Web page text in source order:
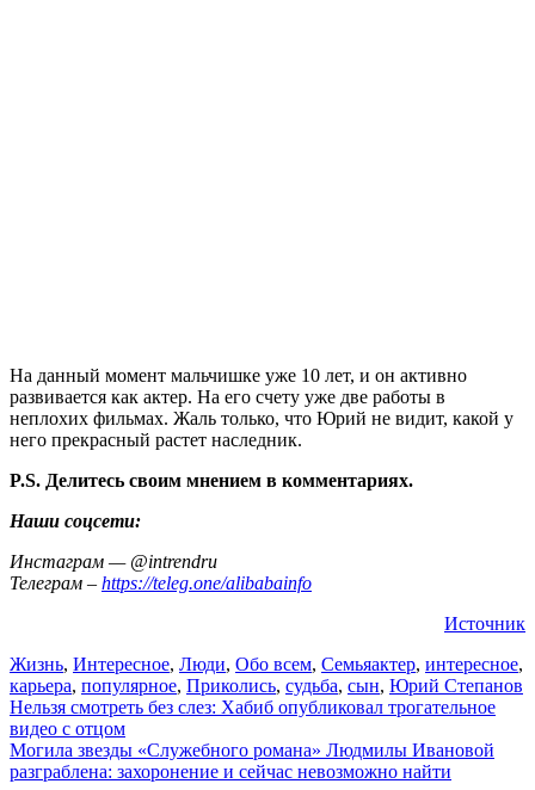
На данный момент мальчишке уже 10 лет, и он активно
развивается как актер. На его счету уже две работы в
неплохих фильмах. Жаль только, что Юрий не видит, какой у
него прекрасный растет наследник.
P.S. Делитесь своим мнением в комментариях.
Наши соцсети:
Инстаграм — @intrendru
Телеграм – https://teleg.one/alibabainfo
Источник
Жизнь, Интересное, Люди, Обо всем, Семьяактер, интересное,
карьера, популярное, Приколись, судьба, сын, Юрий Степанов
Навигация
по
записям
Нельзя смотреть без слез: Хабиб опубликовал трогательное
видео с отцом
Могила звезды «Служебного романа» Людмилы Ивановой
разграблена: захоронение и сейчас невозможно найти